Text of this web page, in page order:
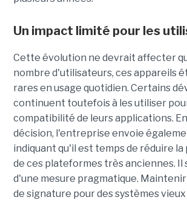
Un impact limité pour les
Cette évolution ne devrait affecter
nombre d'utilisateurs, ces appareils
rares en usage quotidien. Certains
continuent toutefois à les utiliser
compatibilité de leurs applications.
décision, l'entreprise envoie
indiquant qu'il est temps de réduire
de ces plateformes très anciennes. Il
d'une mesure pragmatique.
de signature pour des systèmes vieux